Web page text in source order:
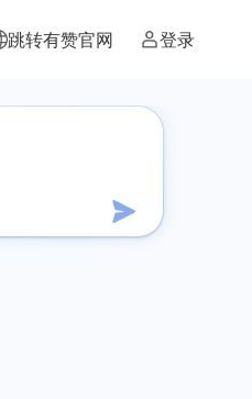
跳转有赞官网 登录